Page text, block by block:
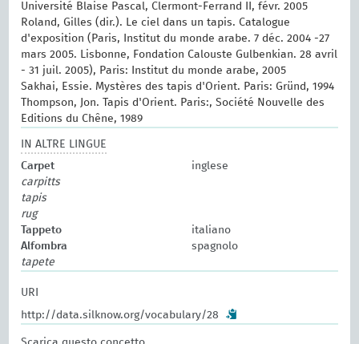
Université Blaise Pascal, Clermont-Ferrand II, févr. 2005
Roland, Gilles (dir.). Le ciel dans un tapis. Catalogue
d'exposition (Paris, Institut du monde arabe. 7 déc. 2004 -27
mars 2005. Lisbonne, Fondation Calouste Gulbenkian. 28 avril
- 31 juil. 2005), Paris: Institut du monde arabe, 2005
Sakhai, Essie. Mystères des tapis d'Orient. Paris: Gründ, 1994
Thompson, Jon. Tapis d'Orient. Paris:, Société Nouvelle des
Editions du Chêne, 1989
IN ALTRE LINGUE
Carpet
inglese
carpitts
tapis
rug
Tappeto
italiano
Alfombra
spagnolo
tapete
URI
http://data.silknow.org/vocabulary/28